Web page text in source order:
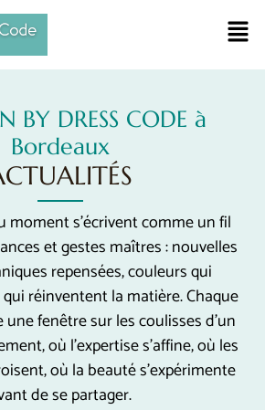
BY DRESS CODE à
Bordeaux
moment s’écrivent comme un fil
et gestes maîtres : nouvelles
repensées, couleurs qui
réinventent la matière. Chaque
fenêtre sur les coulisses d’un
où l’expertise s’affine, où les
où la beauté s’expérimente
de se partager.